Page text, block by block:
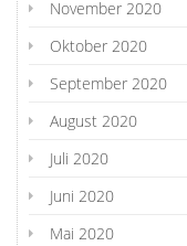
November 2020
Oktober 2020
September 2020
August 2020
Juli 2020
Juni 2020
Mai 2020